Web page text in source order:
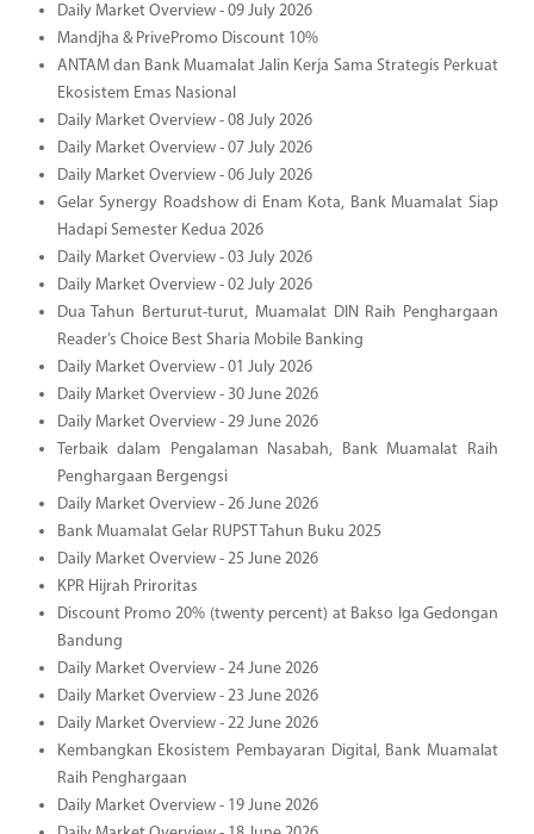
Daily Market Overview - 09 July 2026
Mandjha & PrivePromo Discount 10%
ANTAM dan Bank Muamalat Jalin Kerja Sama Strategis Perkuat
Ekosistem Emas Nasional
Daily Market Overview - 08 July 2026
Daily Market Overview - 07 July 2026
Daily Market Overview - 06 July 2026
Gelar Synergy Roadshow di Enam Kota, Bank Muamalat Siap
Hadapi Semester Kedua 2026
Daily Market Overview - 03 July 2026
Daily Market Overview - 02 July 2026
Dua Tahun Berturut-turut, Muamalat DIN Raih Penghargaan
Reader’s Choice Best Sharia Mobile Banking
Daily Market Overview - 01 July 2026
Daily Market Overview - 30 June 2026
Daily Market Overview - 29 June 2026
Terbaik dalam Pengalaman Nasabah, Bank Muamalat Raih
Penghargaan Bergengsi
Daily Market Overview - 26 June 2026
Bank Muamalat Gelar RUPST Tahun Buku 2025
Daily Market Overview - 25 June 2026
KPR Hijrah Priroritas
Discount Promo 20% (twenty percent) at Bakso Iga Gedongan
Bandung
Daily Market Overview - 24 June 2026
Daily Market Overview - 23 June 2026
Daily Market Overview - 22 June 2026
Kembangkan Ekosistem Pembayaran Digital, Bank Muamalat
Raih Penghargaan
Daily Market Overview - 19 June 2026